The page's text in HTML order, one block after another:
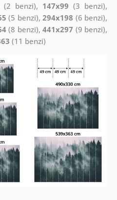
(2 benzi), 147x99 (3 benzi),
(5 benzi),294x198 (6 benzi),
(8 benzi),441x297 (9 benzi),
(11 benzi)